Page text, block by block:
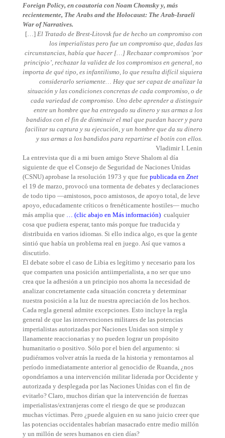
Foreign Policy, en coautoría con Noam Chomsky y, más
recientemente, The Arabs and the Holocaust: The Arab-Israeli
War of Narratives.
[…] El Tratado de Brest-Litovsk fue de hecho un compromiso con
los imperialistas pero fue un compromiso que, dadas las
circunstancias, había que hacer […] Rechazar compromisos ‘por
principio’, rechazar la validez de los compromisos en general, no
importa de qué tipo, es infantilismo, lo que resulta difícil siquiera
considerarlo seriamente… Hay que ser capaz de analizar la
situación y las condiciones concretas de cada compromiso, o de
cada variedad de compromiso. Uno debe aprender a distinguir
entre un hombre que ha entregado su dinero y sus armas a los
bandidos con el fin de disminuir el mal que puedan hacer y para
facilitar su captura y su ejecución, y un hombre que da su dinero
y sus armas a los bandidos para repartirse el botín con ellos.
Vladimir I. Lenin
La entrevista que di a mi buen amigo Steve Shalom al día
siguiente de que el Consejo de Seguridad de Naciones Unidas
(CSNU) aprobase la resolución 1973 y que fue publicada en Znet
el 19 de marzo, provocó una tormenta de debates y declaraciones
de todo tipo —amistosos, poco amistosos, de apoyo total, de leve
apoyo, educadamente críticos o frenéticamente hostiles— mucho
más amplia que
… (clic abajo en Más información) cualquier
cosa que pudiera esperar, tanto más porque fue traducida y
distribuida en varios idiomas. Si ello indica algo, es que la gente
sintió que había un problema real en juego. Así que vamos a
discutirlo.
El debate sobre el caso de Libia es legítimo y necesario para los
que comparten una posición antiimperialista, a no ser que uno
crea que la adhesión a un principio nos ahorra la necesidad de
analizar concretamente cada situación concreta y determinar
nuestra posición a la luz de nuestra apreciación de los hechos.
Cada regla general admite excepciones. Esto incluye la regla
general de que las intervenciones militares de las potencias
imperialistas autorizadas por Naciones Unidas son simple y
llanamente reaccionarias y no pueden lograr un propósito
humanitario o positivo. Sólo por el bien del argumento: si
pudiéramos volver atrás la rueda de la historia y remontarnos al
período inmediatamente anterior al genocidio de Ruanda, ¿nos
opondríamos a una intervención militar liderada por Occidente y
autorizada y desplegada por las Naciones Unidas con el fin de
evitarlo? Claro, muchos dirían que la intervención de fuerzas
imperialistas/extranjeras corre el riesgo de que se produzcan
muchas víctimas. Pero ¿puede alguien en su sano juicio creer que
las potencias occidentales habrían masacrado entre medio millón
y un millón de seres humanos en cien días?